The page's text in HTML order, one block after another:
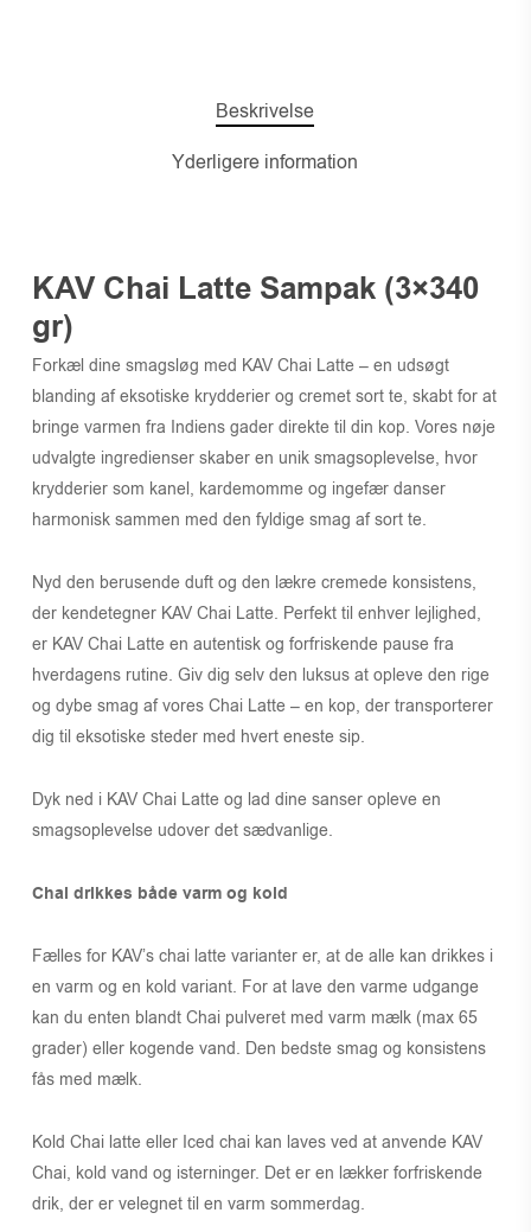
Beskrivelse
Yderligere information
KAV Chai Latte Sampak (3×340
gr)
Forkæl dine smagsløg med KAV Chai Latte – en udsøgt
blanding af eksotiske krydderier og cremet sort te, skabt for at
bringe varmen fra Indiens gader direkte til din kop. Vores nøje
udvalgte ingredienser skaber en unik smagsoplevelse, hvor
krydderier som kanel, kardemomme og ingefær danser
harmonisk sammen med den fyldige smag af sort te.
Nyd den berusende duft og den lækre cremede konsistens,
der kendetegner KAV Chai Latte. Perfekt til enhver lejlighed,
er KAV Chai Latte en autentisk og forfriskende pause fra
hverdagens rutine. Giv dig selv den luksus at opleve den rige
og dybe smag af vores Chai Latte – en kop, der transporterer
dig til eksotiske steder med hvert eneste sip.
Dyk ned i KAV Chai Latte og lad dine sanser opleve en
smagsoplevelse udover det sædvanlige.
Chai drikkes både varm og kold
Fælles for KAV’s chai latte varianter er, at de alle kan drikkes i
en varm og en kold variant. For at lave den varme udgange
kan du enten blandt Chai pulveret med varm mælk (max 65
grader) eller kogende vand. Den bedste smag og konsistens
fås med mælk.
Kold Chai latte eller Iced chai kan laves ved at anvende KAV
Chai, kold vand og isterninger. Det er en lækker forfriskende
drik, der er velegnet til en varm sommerdag.